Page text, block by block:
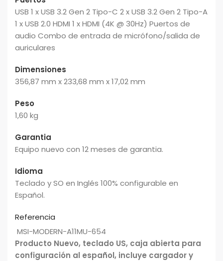
USB 1 x USB 3.2 Gen 2 Tipo-C 2 x USB 3.2 Gen 2 Tipo-A
1 x USB 2.0 HDMI 1 x HDMI (4K @ 30Hz) Puertos de
audio Combo de entrada de micrófono/salida de
auriculares
Dimensiones
356,87 mm x 233,68 mm x 17,02 mm
Peso
1,60 kg
Garantia
Equipo nuevo con 12 meses de garantia.
Idioma
Teclado y SO en Inglés 100% configurable en
Español.
Referencia
MSI-MODERN-A11MU-654
Producto Nuevo, teclado US, caja abierta para
configuración al español, incluye cargador y